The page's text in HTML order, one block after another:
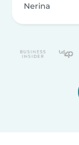
Nerina